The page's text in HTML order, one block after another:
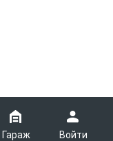
Гараж Войти